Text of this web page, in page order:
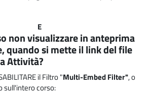
E
non visualizzare in anteprima
quando si mette il link del file
Attività?
il Filtro "Multi-Embed Filter", o
sull'intero corso: